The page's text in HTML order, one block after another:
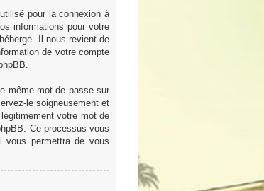
pour la connexion à
informations pour votre
Il nous revient de
de votre compte
même mot de passe sur
le soigneusement et
votre mot de
Ce processus vous
vous permettra de vous